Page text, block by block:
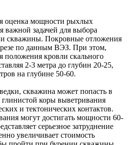
оценка мощности рыхлых
важной задачей для выбора
скважины. Покровные отложения
по данным ВЭЗ. При этом,
положения кровли скального
2-3 метра до глубин 20-25,
на глубине 50-60.
скважина может попасть в
глинистой коры выветривания
и тектонических контактов.
могут достигать мощности 60-
серьезное затруднение
увеличивает стоимость